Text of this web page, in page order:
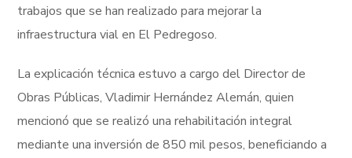
trabajos que se han realizado para mejorar la
infraestructura vial en El Pedregoso.
La explicación técnica estuvo a cargo del Director de
Obras Públicas, Vladimir Hernández Alemán, quien
mencionó que se realizó una rehabilitación integral
mediante una inversión de 850 mil pesos, beneficiando a